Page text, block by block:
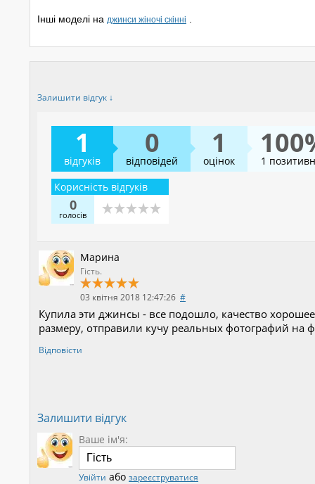
Інші моделі на джинси жіночі скінні
Залишити відгук ↓
1
відгуків
0
відповідей
1
оцінок
1
Корисність відгуків
0
голосів
Марина
Гість.
03 квітня 2018 12:47:26 #
Купила эти джинсы - все подошло, качество
размеру, отправили кучу реальных фотографий на
Відповісти
Залишити відгук
Ваше ім'я:
Увійти або зареєструватися